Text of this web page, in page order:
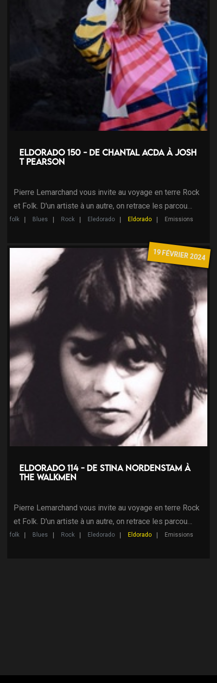
Eldorado 150 - de Chantal Acda à Josh
T Pearson
Pierre Lemarchand vous invite au voyage en terre Rock
et Folk. D'un artiste à un autre, on retrace les parcou…
folk Blues Rock Eledorado Eldorado Emissions
19 FÉVRIER 2024
Eldorado 114 - de Stina Nordenstam à
The Walkmen
Pierre Lemarchand vous invite au voyage en terre Rock
et Folk. D'un artiste à un autre, on retrace les parcou…
folk Blues Rock Eledorado Eldorado Emissions